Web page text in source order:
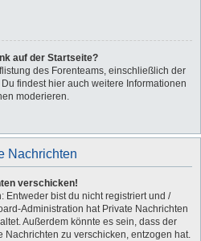
auf der Startseite?
des Forenteams, einschließlich der
findest hier auch weitere Informationen
moderieren.
Nachrichten
verschicken!
Entweder bist du nicht registriert und /
Administration hat Private Nachrichten
Außerdem könnte es sein, dass der
Nachrichten zu verschicken, entzogen hat.